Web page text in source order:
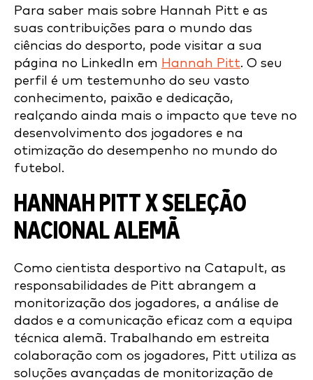
Para saber mais sobre Hannah Pitt e as
suas contribuições para o mundo das
ciências do desporto, pode visitar a sua
página no LinkedIn em Hannah Pitt. O seu
perfil é um testemunho do seu vasto
conhecimento, paixão e dedicação,
realçando ainda mais o impacto que teve no
desenvolvimento dos jogadores e na
otimização do desempenho no mundo do
futebol.
HANNAH PITT X SELEÇÃO
NACIONAL ALEMÃ
Como cientista desportivo na Catapult, as
responsabilidades de Pitt abrangem a
monitorização dos jogadores, a análise de
dados e a comunicação eficaz com a equipa
técnica alemã. Trabalhando em estreita
colaboração com os jogadores, Pitt utiliza as
soluções avançadas de monitorização de